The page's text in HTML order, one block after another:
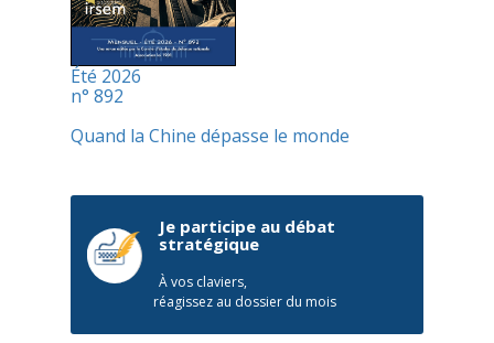
Été 2026
n° 892
Quand la Chine dépasse le monde
Je participe au débat
stratégique
À vos claviers,
réagissez au dossier du mois